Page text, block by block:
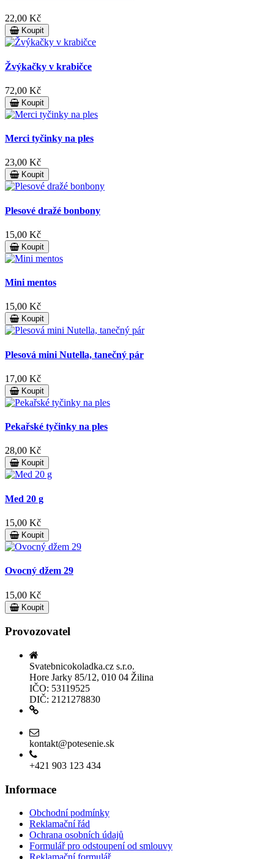
22,00 Kč
Koupit
Žvýkačky v krabičce
72,00 Kč
Koupit
Merci tyčinky na ples
23,00 Kč
Koupit
Plesové dražé bonbony
15,00 Kč
Koupit
Mini mentos
15,00 Kč
Koupit
Plesová mini Nutella, tanečný pár
17,00 Kč
Koupit
Pekařské tyčinky na ples
28,00 Kč
Koupit
Med 20 g
15,00 Kč
Koupit
Ovocný džem 29
15,00 Kč
Koupit
Provozovatel
Svatebnicokoladka.cz s.r.o.
Hore Jarky 85/12, 010 04 Žilina
IČO: 53119525
DIČ: 2121278830
kontakt@potesenie.sk
+421 903 123 434
Informace
Obchodní podmínky
Reklamační řád
Ochrana osobních údajů
Formulář pro odstoupení od smlouvy